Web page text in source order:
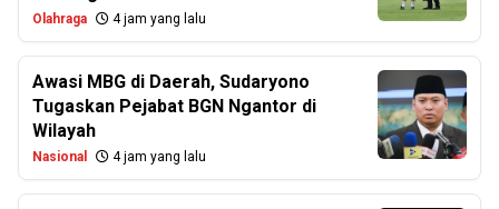
Olahraga 4 jam yang lalu
Awasi MBG di Daerah, Sudaryono
Tugaskan Pejabat BGN Ngantor di
Wilayah
Nasional 4 jam yang lalu